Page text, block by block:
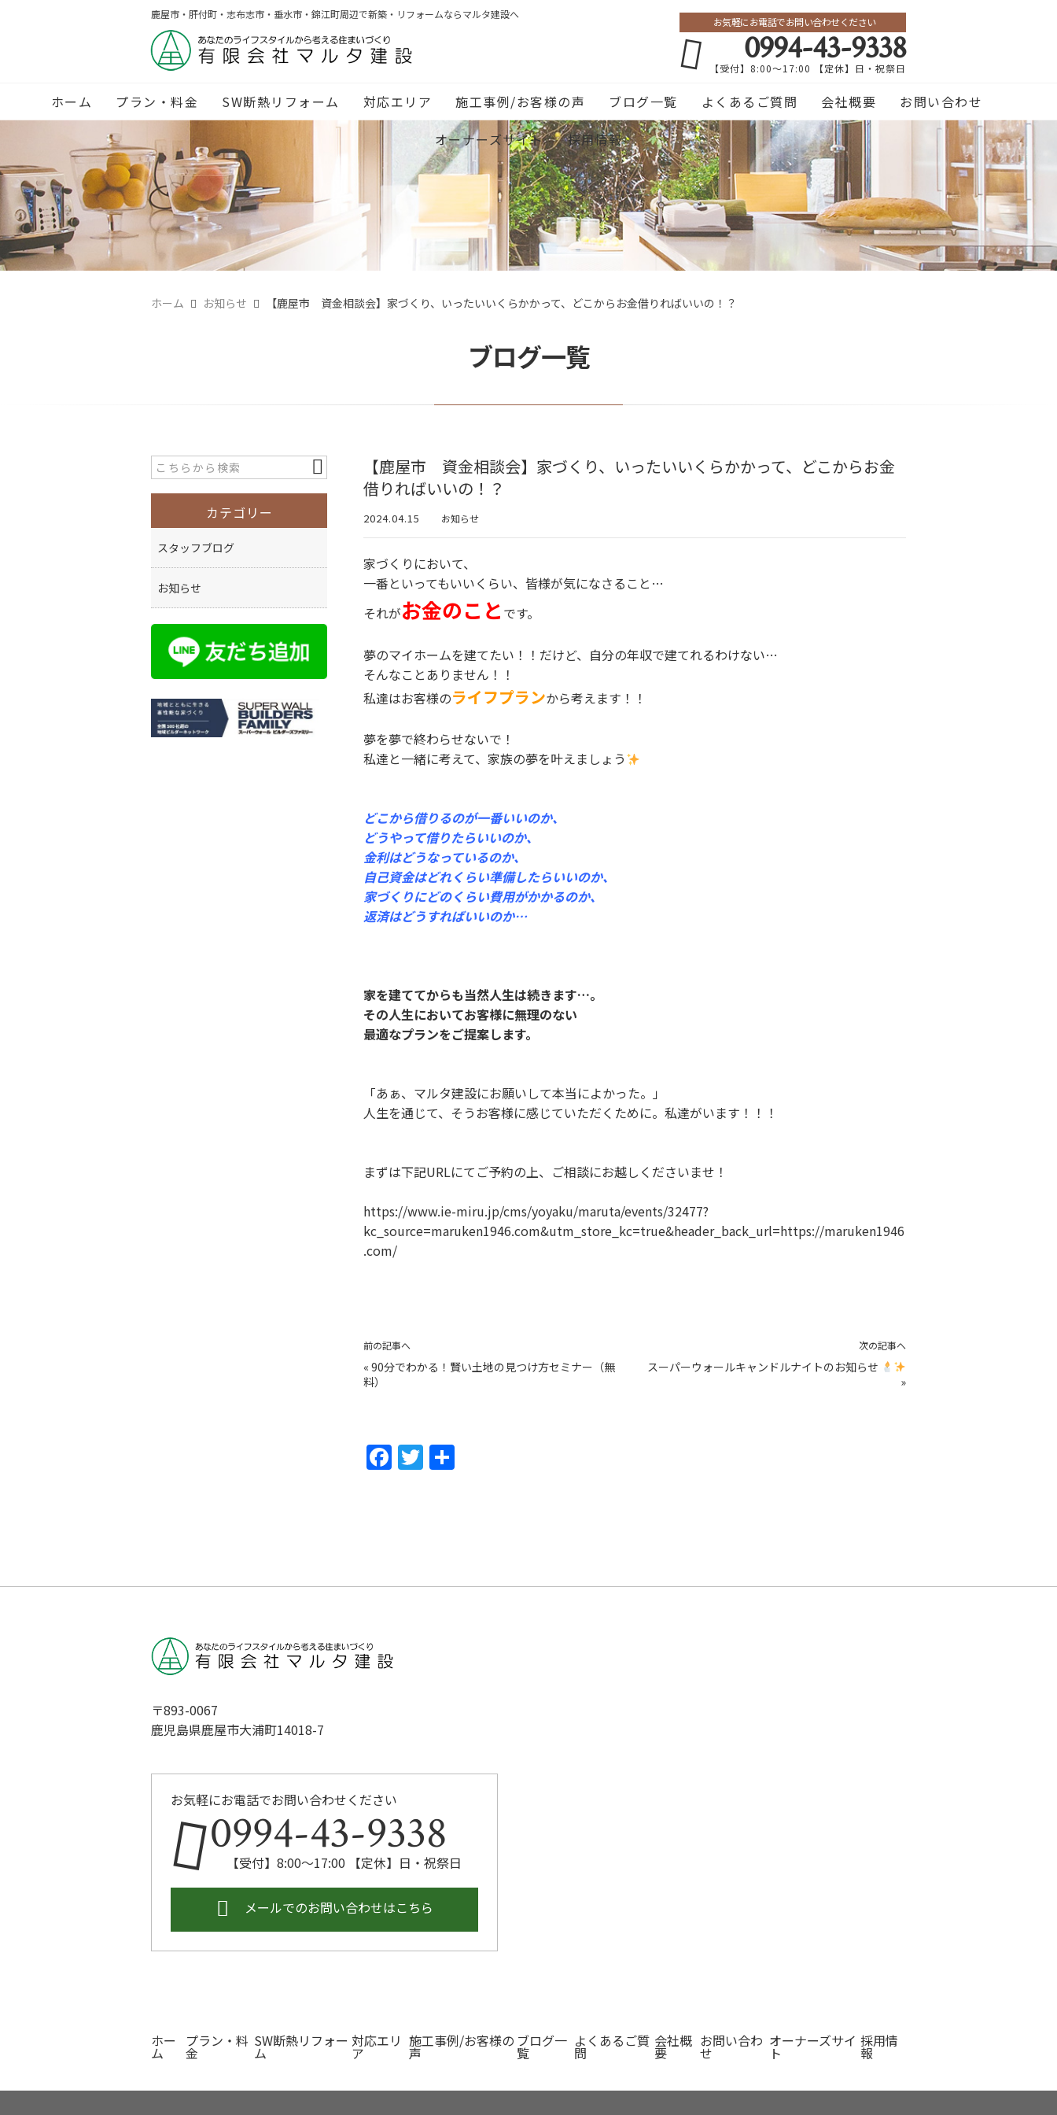
鹿屋市・肝付町・志布志市・垂水市・錦江町周辺で新築・リフォームならマルタ建設へ
お気軽にお電話でお問い合わせください
0994-43-9338
【受付】8:00～17:00 【定休】日・祝祭日
ホーム プラン・料金 SW断熱リフォーム 対応エリア 施工事例/お客様の声 ブログ一覧 よくあるご質問 会社概要
お問い合わせ
オーナーズサイト
採用情報
ホーム お知らせ 【鹿屋市 資金相談会】家づくり、いったいいくらかかって、どこからお金借りればいいの！？
ブログ一覧
【鹿屋市 資金相談会】家づくり、いったいいくらかかって、どこからお金
借りればいいの！？
2024.04.15 お知らせ
家づくりにおいて、
一番といってもいいくらい、皆様が気になさること…
それがお金のこと です。
夢のマイホームを建てたい！！だけど、自分の年収で建てれるわけない…
そんなことありません！！
私達はお客様のライフプランから考えます！！
夢を夢で終わらせないで！
私達と一緒に考えて、家族の夢を叶えましょう
どこから借りるのが一番いいのか、
どうやって借りたらいいのか、
金利はどうなっているのか、
自己資金はどれくらい準備したらいいのか、
家づくりにどのくらい費用がかかるのか、
返済はどうすればいいのか…
家を建ててからも当然人生は続きます…。
その人生においてお客様に無理のない
最適なプランをご提案します。
「あぁ、マルタ建設にお願いして本当によかった。」
人生を通じて、そうお客様に感じていただくために。私達がいます！！！
まずは下記URLにてご予約の上、ご相談にお越しくださいませ！
https://www.ie-miru.jp/cms/yoyaku/maruta/events/32477?
kc_source=maruken1946.com&utm_store_kc=true&header_back_url=https://maruken1946
.com/
前の記事へ
« 90分でわかる！賢い土地の見つけ方セミナー（無
料）
次の記事へ
スーパーウォールキャンドルナイトのお知らせ
»
F
o
T
カテゴリー
スタッフブログ
お知らせ
〒893-0067
鹿児島県鹿屋市大浦町14018-7
お気軽にお電話でお問い合わせください
0994-43-9338
【受付】8:00～17:00 【定休】日・祝祭日
メールでのお問い合わせはこちら
ホー
ム
プラン・料
金
SW断熱リフォー
ム
対応エリ
ア
施工事例/お客様の
声
ブログ一
覧
よくあるご質
問
会社概
要
お問い合わ
せ
オーナーズサイ
ト
採用情
報